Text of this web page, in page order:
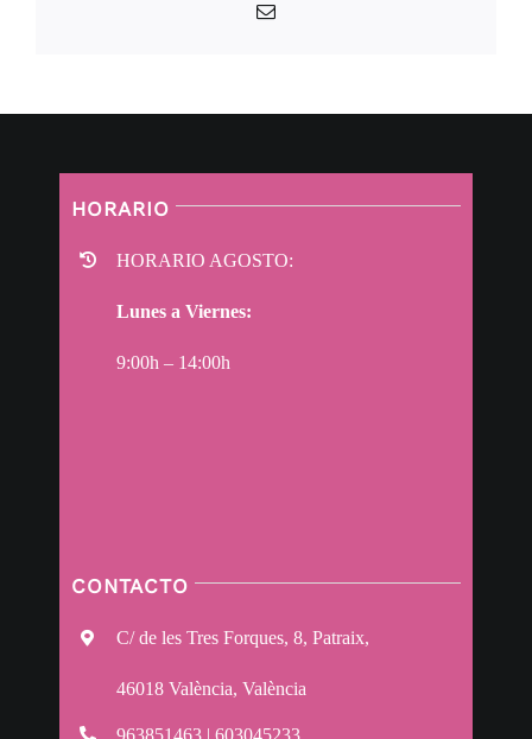
Correo
HORARIO
HORARIO AGOSTO:
Lunes a Viernes:
9:00h – 14:00h
CONTACTO
C/ de les Tres Forques, 8, Patraix,
46018 València, València
963851463 | 603045233